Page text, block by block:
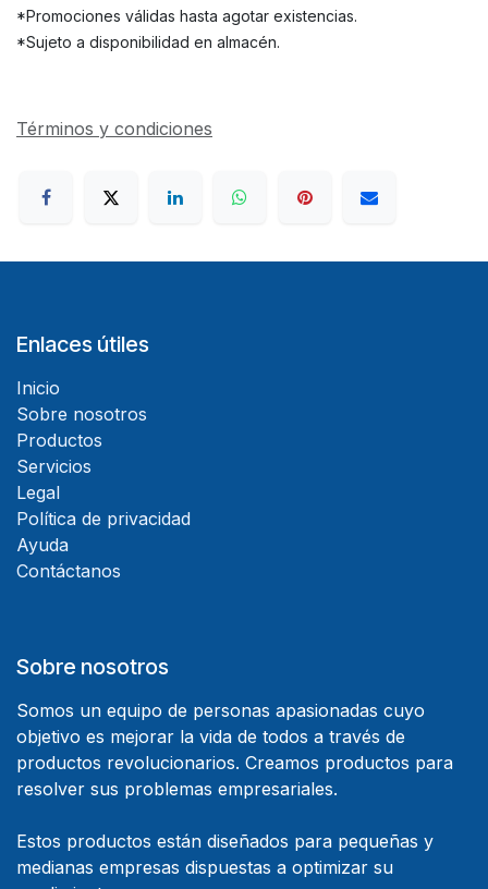
*Promociones válidas hasta agotar existencias.
*Sujeto a disponibilidad en almacén.
Términos y condiciones
Enlaces útiles
Inicio
Sobre nosotros
Productos
Servicios
Legal
Política de privacidad
Ayuda
Contáctanos
Sobre nosotros
Somos un equipo de personas apasionadas cuyo
objetivo es mejorar la vida de todos a través de
productos revolucionarios. Creamos productos para
resolver sus problemas empresariales.
Estos productos están diseñados para pequeñas y
medianas empresas dispuestas a optimizar su